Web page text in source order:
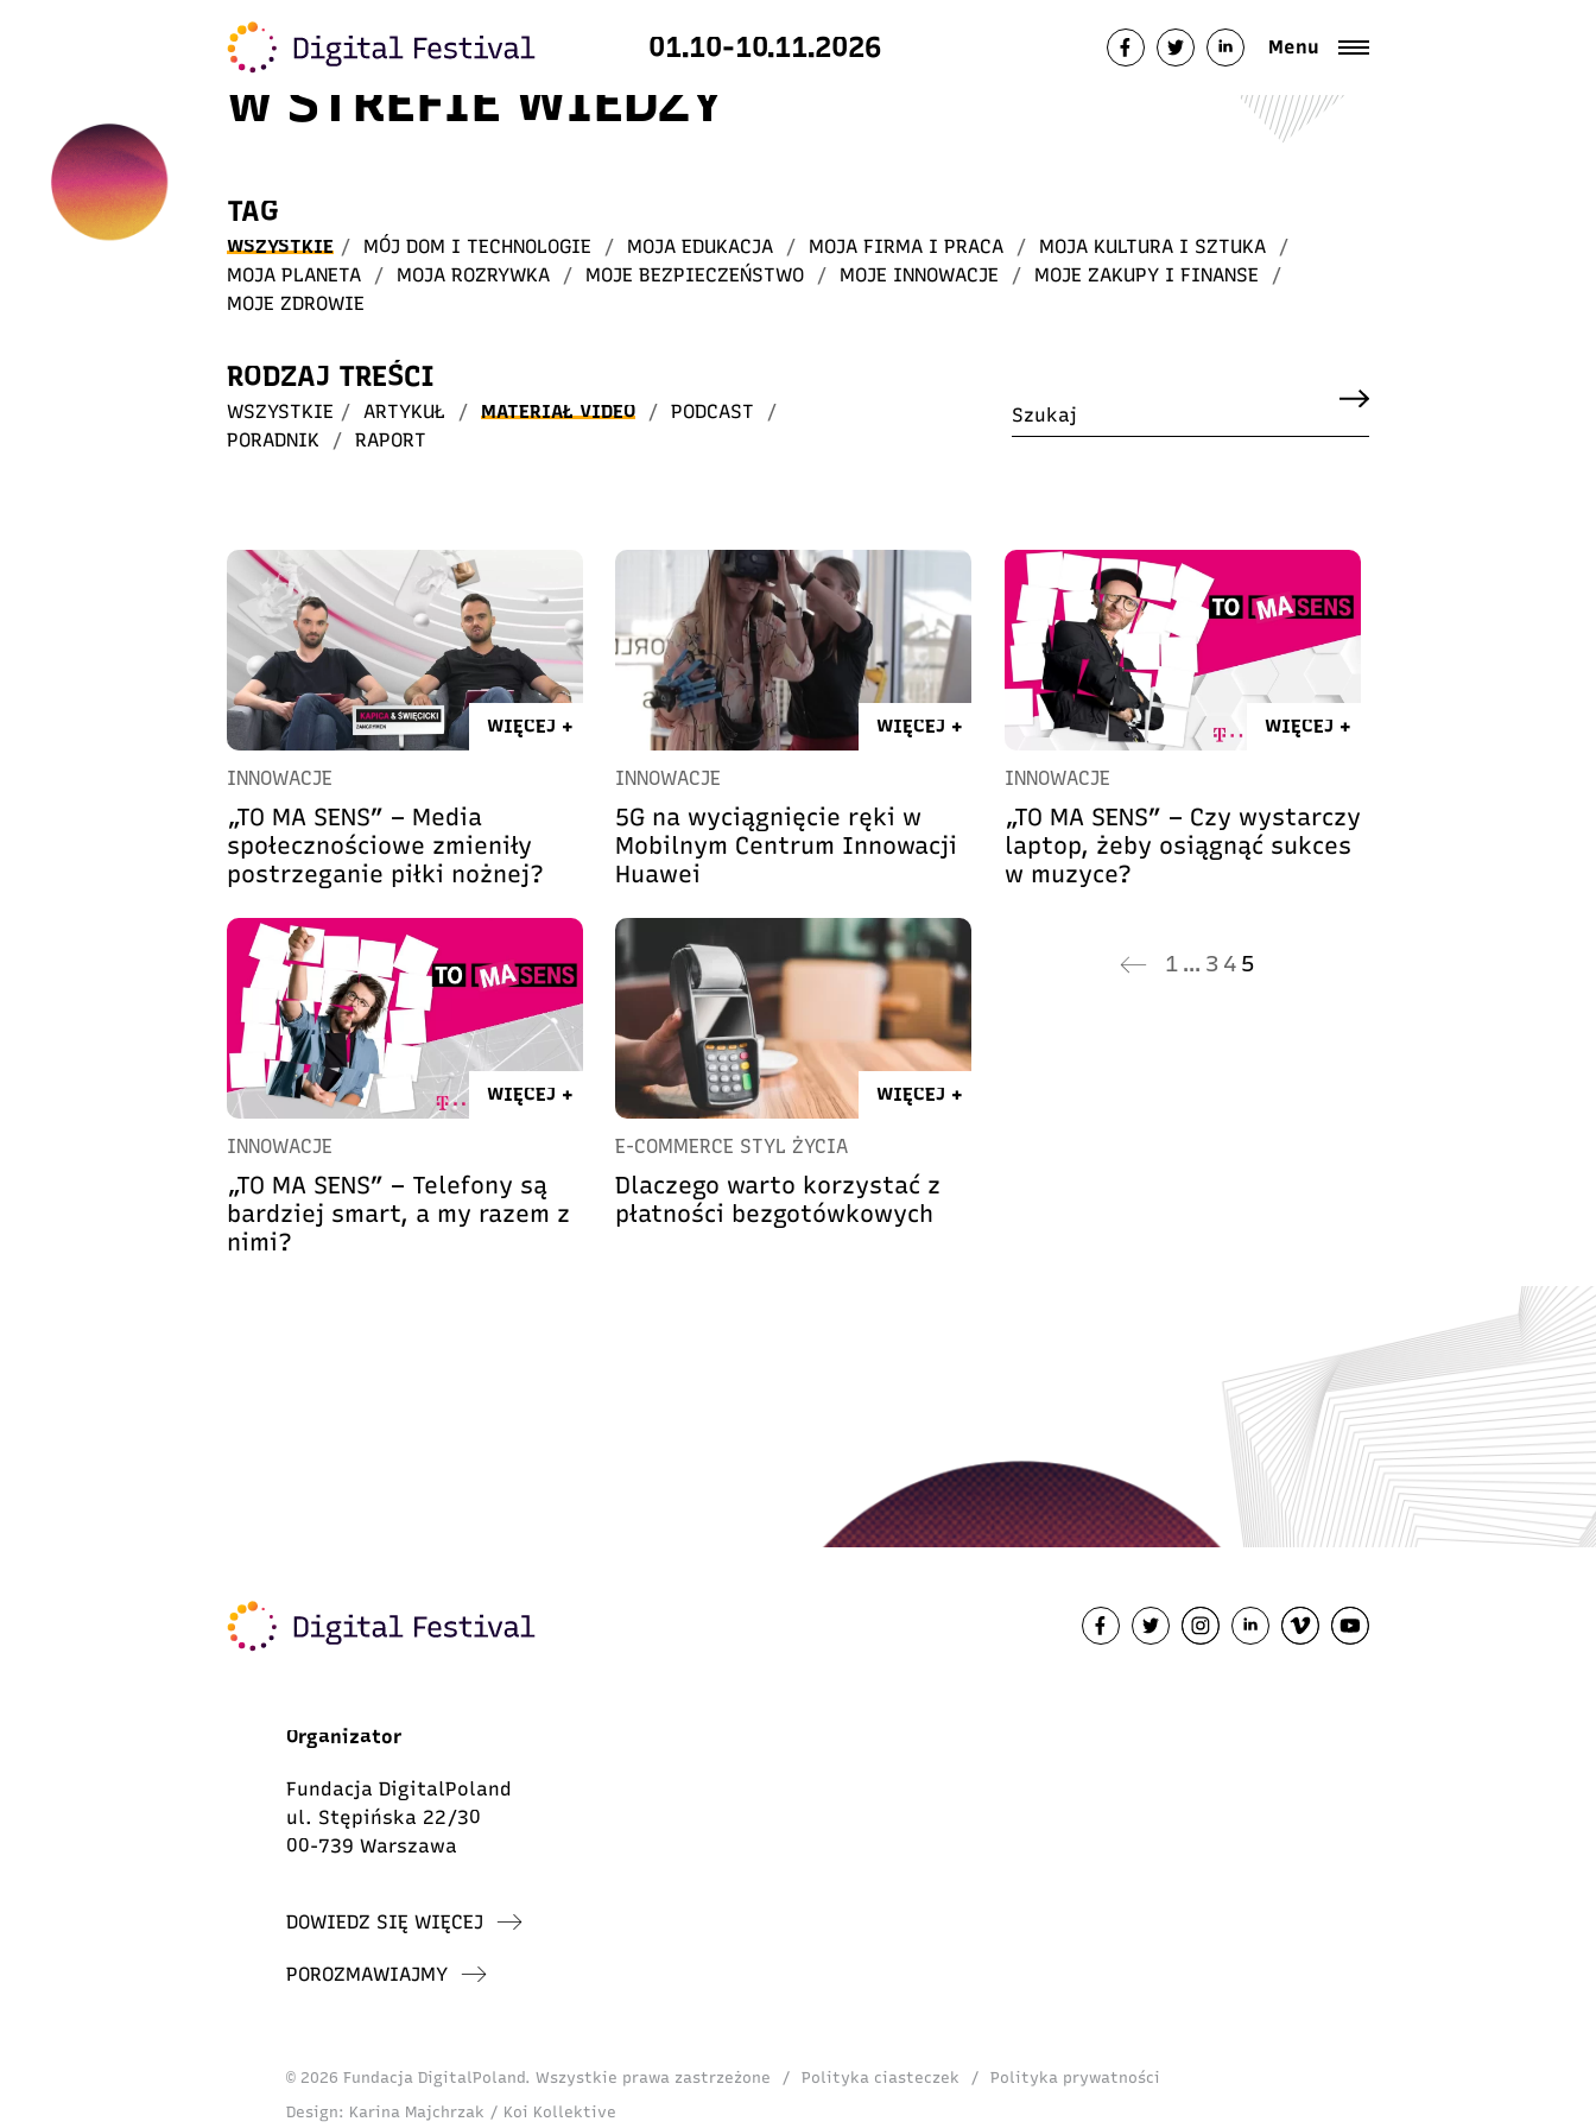
01.10-10.11.2026 Menu
Witaj
w STREFIE WIEDZY
TAG
WSZYSTKIE / MÓJ DOM I TECHNOLOGIE / MOJA EDUKACJA / MOJA FIRMA I PRACA / MOJA KULTURA I SZTUKA
/
MOJA PLANETA
/ MOJA ROZRYWKA / MOJE BEZPIECZEŃSTWO / MOJE INNOWACJE / MOJE ZAKUPY I FINANSE
/
MOJE ZDROWIE
RODZAJ TREŚCI
WSZYSTKIE / ARTYKUŁ / MATERIAŁ VIDEO / PODCAST
/
PORADNIK
/ RAPORT
WIĘCEJ +
INNOWACJE
„TO MA SENS” – Media
społecznościowe zmieniły
postrzeganie piłki nożnej?
WIĘCEJ +
INNOWACJE
5G na wyciągnięcie ręki w
Mobilnym Centrum Innowacji
Huawei
WIĘCEJ +
INNOWACJE
„TO MA SENS” – Czy wystarczy
laptop, żeby osiągnąć sukces
w muzyce?
WIĘCEJ +
INNOWACJE
„TO MA SENS” – Telefony są
bardziej smart, a my razem z
nimi?
WIĘCEJ +
E-COMMERCE STYL ŻYCIA
Dlaczego warto korzystać z
płatności bezgotówkowych
1 … 3 4 5
Organizator
Fundacja DigitalPoland
ul. Stępińska 22/30
00-739 Warszawa
DOWIEDZ SIĘ WIĘCEJ
POROZMAWIAJMY
© 2026 Fundacja DigitalPoland. Wszystkie prawa zastrzeżone / Polityka ciasteczek /
Polityka prywatności
Design: Karina Majchrzak / Koi Kollektive